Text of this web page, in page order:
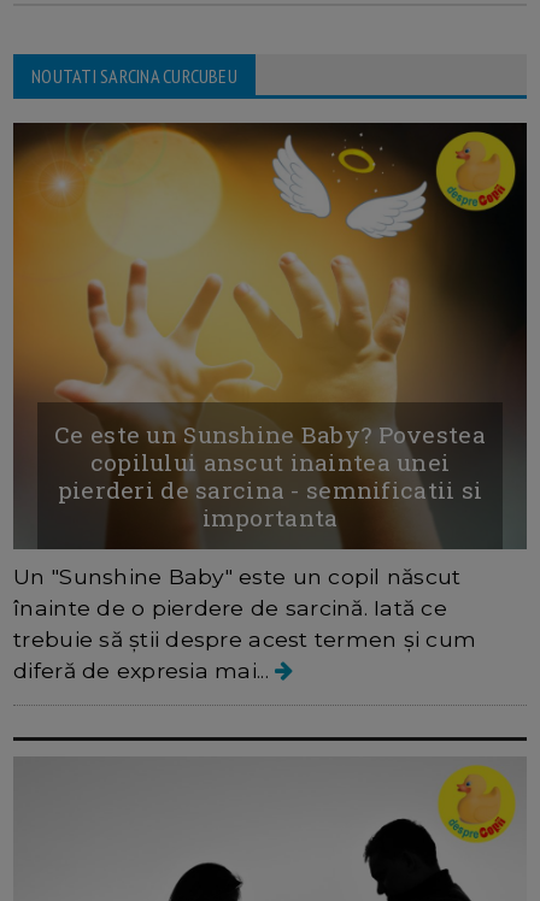
NOUTATI SARCINA CURCUBEU
Ce este un Sunshine Baby? Povestea
copilului anscut inaintea unei
pierderi de sarcina - semnificatii si
importanta
Un "Sunshine Baby" este un copil născut
înainte de o pierdere de sarcină. Iată ce
trebuie să știi despre acest termen și cum
diferă de expresia mai...